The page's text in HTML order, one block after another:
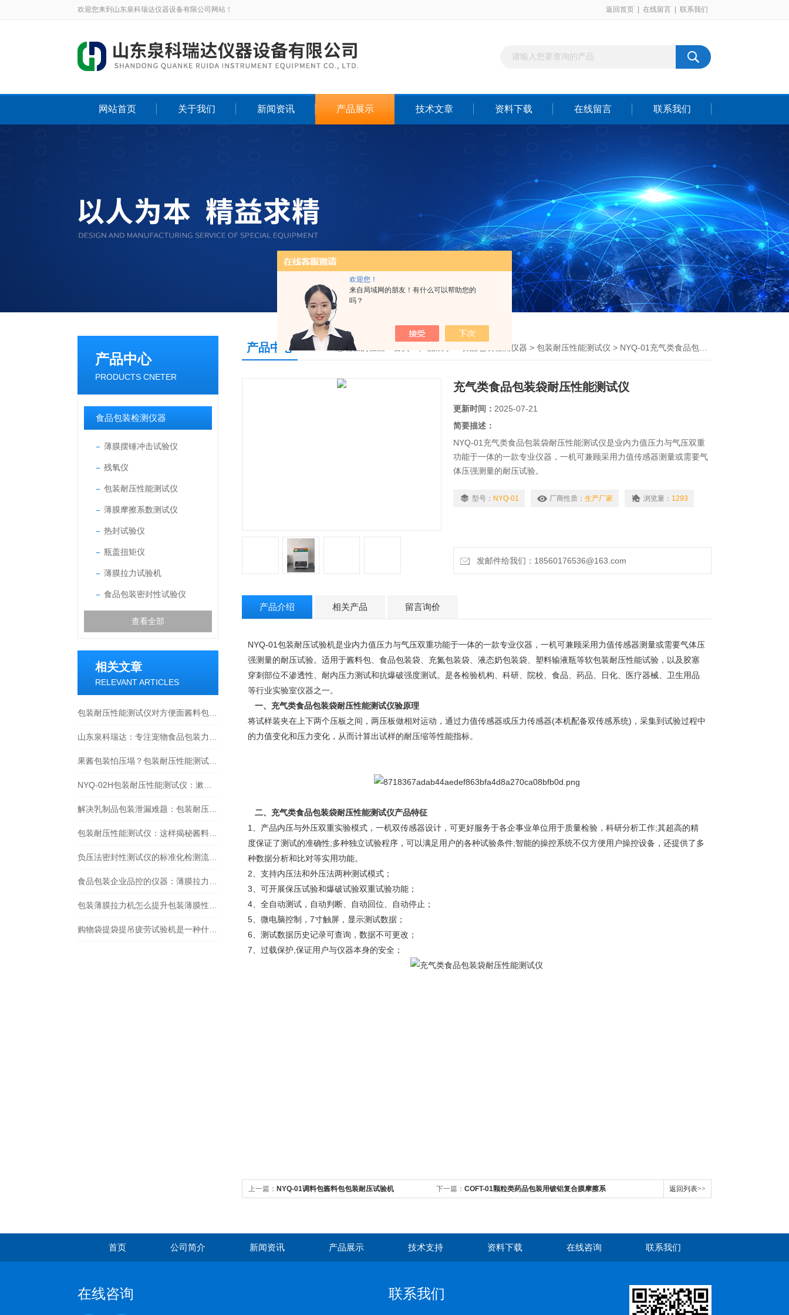
欢迎您！
来自局域网的朋友！有什么可以帮助您的
吗？
欢迎您来到山东泉科瑞达仪器设备有限公司网站！ 返回首页 在线留言 联系我们
网站首页 关于我们 新闻资讯 产品展示 技术文章 资料下载 在线留言 联系我们
产品中心
PRODUCTS CNETER
食品包装检测仪器
薄膜摆锤冲击试验仪
残氧仪
包装耐压性能测试仪
薄膜摩擦系数测试仪
热封试验仪
瓶盖扭矩仪
薄膜拉力试验机
食品包装密封性试验仪
查看全部
相关文章
RELEVANT ARTICLES
产品中心 您现在的位置： 食品包装检测仪器 > 包装耐压性能测试仪 > NYQ-01充气类食品包装袋耐压性能测试仪
充气类食品包装袋耐压性能测试仪
更新时间： 2025-07-21
简要描述：
NYQ-01充气类食品包装袋耐压性能测试仪是业内力值压力与气压双重
功能于一体的一款专业仪器，一机可兼顾采用力值传感器测量或需要气
体压强测量的耐压试验。
型号： NYQ-01 厂商性质： 生产厂家 浏览量： 1293
发邮件给我们：18560176536@163.com
产品介绍 相关产品 留言询价
NYQ-01包装耐压试验机是业内力值压力与气压双重功能于一体的一款专业仪器，一机可兼顾采用力值传感器测量或需要气体压
强测量的耐压试验。适用于酱料包、食品包装袋、充氮包装袋、液态奶包装袋、塑料输液瓶等软包装耐压性能试验，以及胶塞
穿刺部位不渗透性、耐内压力测试和抗爆破强度测试。是各检验机构、科研、院校、食品、药品、日化、医疗器械、卫生用品
等行业实验室仪器之一。
一、 充气类食品包装袋耐压性能测试仪验原理
将试样装夹在上下两个压板之间，两压板做相对运动，通过力值传感器或压力传感器(本机配备双传感系统)，采集到试验过程中
的力值变化和压力变化，从而计算出试样的耐压缩等性能指标。
二、 充气类食品包装袋耐压性能测试仪产品特征
1、产品内压与外压双重实验模式，一机双传感器设计，可更好服务于各企事业单位用于质量检验，科研分析工作;其超高的精
度保证了测试的准确性;多种独立试验程序，可以满足用户的各种试验条件;智能的操控系统不仅方便用户操控设备，还提供了多
种数据分析和比对等实用功能。
2、支持内压法和外压法两种测试模式；
3、可开展保压试验和爆破试验双重试验功能；
4、全自动测试，自动判断、自动回位、自动停止；
5、微电脑控制，7寸触屏，显示测试数据；
6、测试数据历史记录可查询，数据不可更改；
7、过载保护,保证用户与仪器本身的安全；
上一篇： NYQ-01调料包酱料包包装耐压试验机 下一篇： COFT-01颗粒类药品包装用镀铝复合膜摩擦系 返回列表>>
首页 公司简介 新闻资讯 产品展示 技术支持 资料下载 在线咨询 联系我们
在线咨询 联系我们